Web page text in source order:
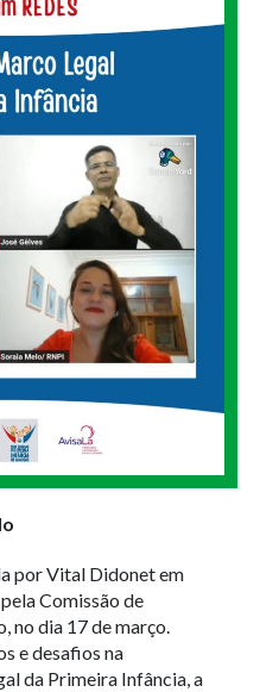
por Vital Didonet em
Comissão de
no dia 17 de março.
e desafios na
da Primeira Infância, a